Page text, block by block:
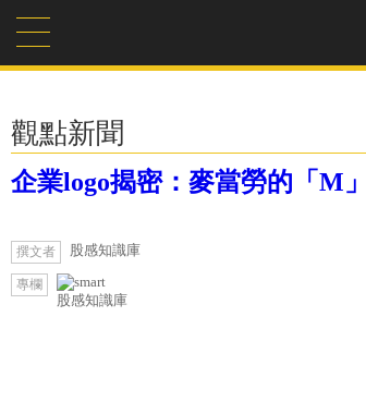
觀點新聞
企業logo揭密：麥當勞的「M
撰文者 股感知識庫
專欄
股感知識庫